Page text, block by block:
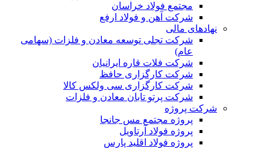
مجتمع فولاد خراسان
شرکت آهن و فولاد ارفع
نهادهای مالی
شرکت تجلی توسعه معادن و فلزات (سهامی
عام)
شرکت فلات قاره ایرانیان
شرکت کارگزاری حافظ
شرکت کارگزاری سی ولکس کالا
شرکت پرتو تابان معادن و فلزات
شرکت پروژه
پروژه مجتمع مس جانجا
پروژه فولاد آرتاویل
پروژه فولاد اقلید پارس